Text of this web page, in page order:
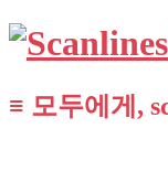
≡ 모두에게,